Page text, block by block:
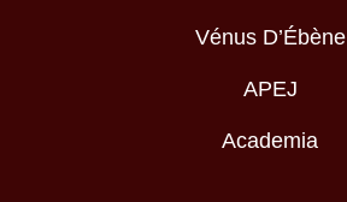
Vénus D’Ébène
APEJ
Academia